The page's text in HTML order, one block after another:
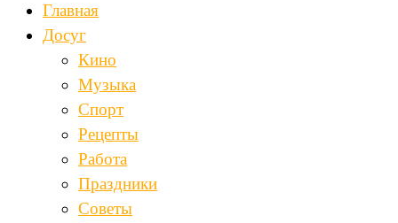
Главная
Досуг
Кино
Музыка
Спорт
Рецепты
Работа
Праздники
Советы